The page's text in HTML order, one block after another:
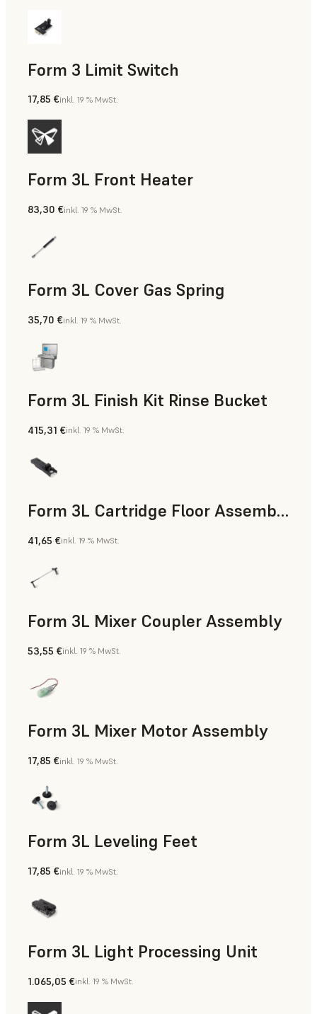
Form 3 Limit Switch
17,85 €inkl. 19 % MwSt.
Form 3L Front Heater
83,30 €inkl. 19 % MwSt.
Form 3L Cover Gas Spring
35,70 €inkl. 19 % MwSt.
Form 3L Finish Kit Rinse Bucket
415,31 €inkl. 19 % MwSt.
Form 3L Cartridge Floor Assembly
41,65 €inkl. 19 % MwSt.
Form 3L Mixer Coupler Assembly
53,55 €inkl. 19 % MwSt.
Form 3L Mixer Motor Assembly
17,85 €inkl. 19 % MwSt.
Form 3L Leveling Feet
17,85 €inkl. 19 % MwSt.
Form 3L Light Processing Unit
1.065,05 €inkl. 19 % MwSt.